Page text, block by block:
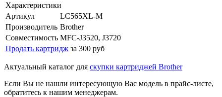
Характеристики
Артикул
LC565XL-M
Производитель Brother
Совместимость MFC-J3520, J3720
Продать картридж за 300 руб
Актуальный каталог для скупки картриджей Brother
Если Вы не нашли интересующую Вас модель в прайс-листе,
обратитесь к нашим менеджерам.